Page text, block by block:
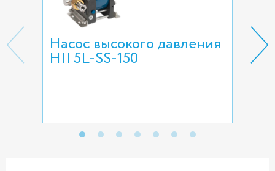
Насос высокого давления
HII 5L-SS-150